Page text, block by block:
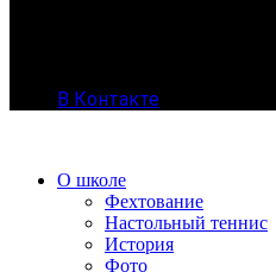
В Контакте
О школе
Фехтование
Настольный теннис
История
Фото